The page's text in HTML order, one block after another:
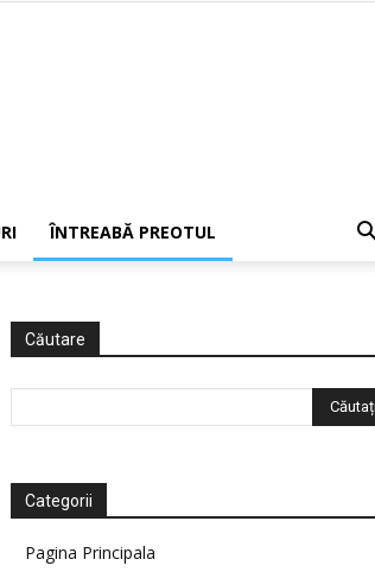
ÎNTREABĂ PREOTUL
Căutare
Categorii
Pagina Principala